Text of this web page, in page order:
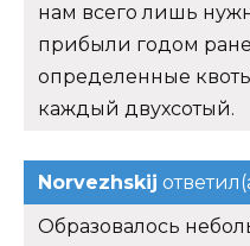
нам всего лишь
прибыли годом
определенные
каждый двухсотый.
Norvezhskij
Образовалось